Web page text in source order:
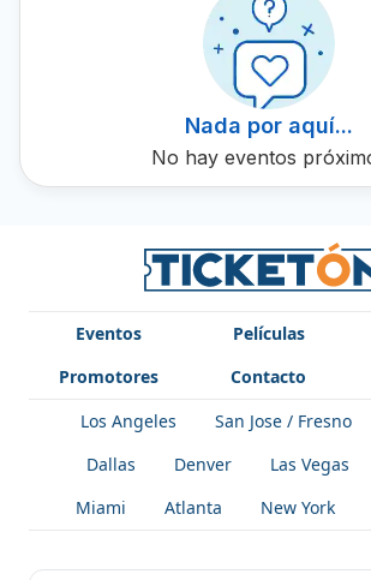
DINASTYA ANGELITO. Compra tus
llevar por el encanto de su música.
Nada por aquí...
No hay eventos
Eventos Películas
Promotores
Contacto
Los Angeles
San Jose / Fresno
Dallas
Denver Las Vegas
Miami
Atlanta New York